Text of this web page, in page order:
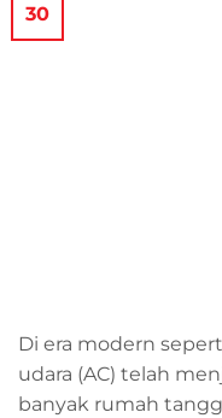
30
Di era modern
udara (AC) telah
banyak rumah